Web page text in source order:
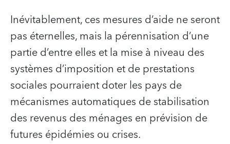
Inévitablement, ces mesures d’aide ne seront
pas éternelles, mais la pérennisation d’une
partie d’entre elles et la mise à niveau des
systèmes d’imposition et de prestations
sociales pourraient doter les pays de
mécanismes automatiques de stabilisation
des revenus des ménages en prévision de
futures épidémies ou crises.